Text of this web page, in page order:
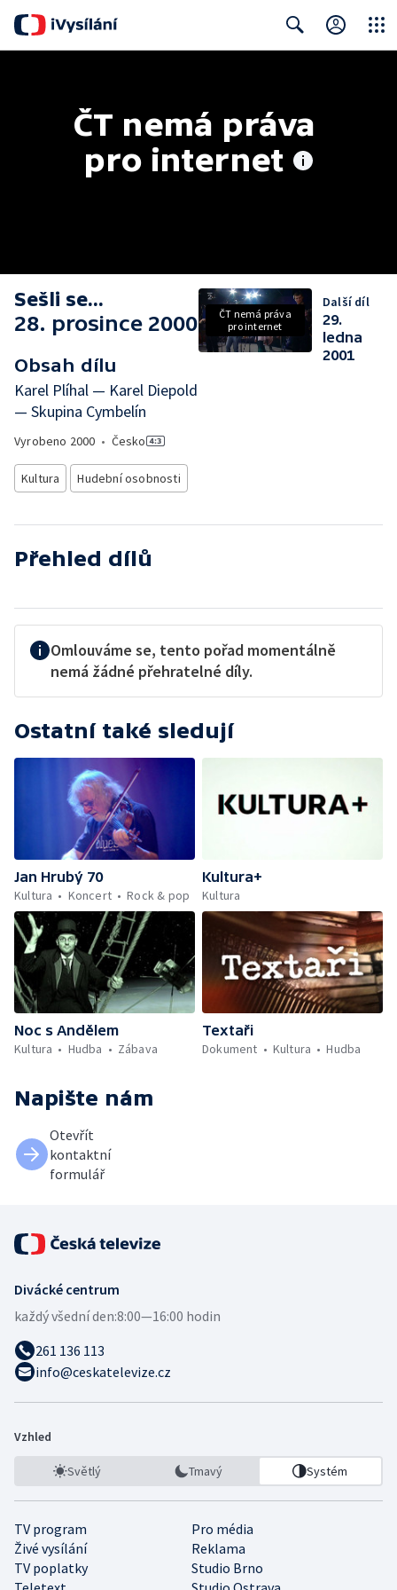
ČT nemá práva
pro internet
Sešli se...
28. prosince 2000
Obsah dílu
Karel Plíhal — Karel Diepold
— Skupina Cymbelín
Vyrobeno 2000 • Česko
Kultura Hudební osobnosti
ČT nemá práva
pro internet
Další díl
29.
ledna
2001
Přehled dílů
Omlouváme se, tento pořad momentálně
nemá žádné přehratelné díly.
Ostatní také sledují
Jan Hrubý 70
Kultura
Koncert Rock & pop
Kultura+
Kultura
Noc s Andělem
Kultura
Hudba Zábava
Textaři
Dokument
Kultura Hudba
Napište nám
Otevřít
kontaktní
formulář
Divácké centrum
každý všední den:8:00—16:00 hodin
261 136 113
info@ceskatelevize.cz
Vzhled
Světlý Tmavý Systém
TV program
Pro média
Živé vysílání
Reklama
TV poplatky
Studio Brno